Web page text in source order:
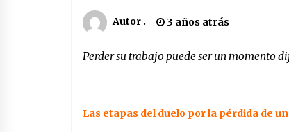
Autor . 3 años atrás
Perder su trabajo puede ser un momento
Las etapas del duelo por la pérdida de